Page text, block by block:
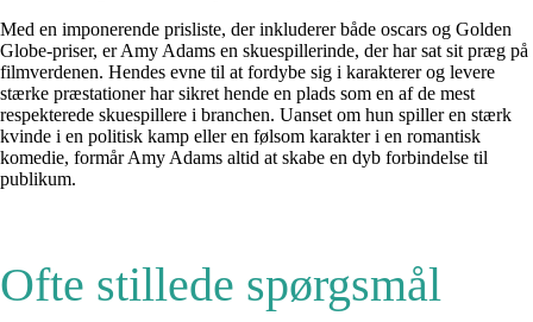
Med en imponerende prisliste, der inkluderer både oscars og Golden
Globe-priser, er Amy Adams en skuespillerinde, der har sat sit præg på
filmverdenen. Hendes evne til at fordybe sig i karakterer og levere
stærke præstationer har sikret hende en plads som en af de mest
respekterede skuespillere i branchen. Uanset om hun spiller en stærk
kvinde i en politisk kamp eller en følsom karakter i en romantisk
komedie, formår Amy Adams altid at skabe en dyb forbindelse til
publikum.
Ofte stillede spørgsmål